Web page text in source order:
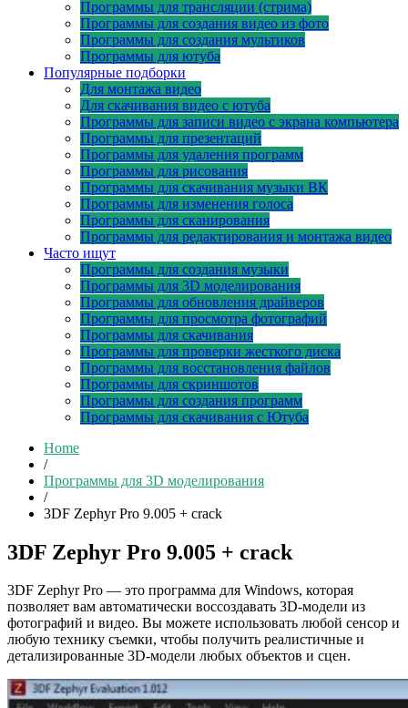
Программы для трансляции (стрима)
Программы для создания видео из фото
Программы для создания мультиков
Программы для ютуба
Популярные подборки
Для монтажа видео
Для скачивания видео с ютуба
Программы для записи видео с экрана компьютера
Программы для презентаций
Программы для удаления программ
Программы для рисования
Программы для скачивания музыки ВК
Программы для изменения голоса
Программы для сканирования
Программы для редактирования и монтажа видео
Часто ищут
Программы для создания музыки
Программы для 3D моделирования
Программы для обновления драйверов
Программы для просмотра фотографий
Программы для скачивания
Программы для проверки жесткого диска
Программы для восстановления файлов
Программы для скриншотов
Программы для создания программ
Программы для скачивания с Ютуба
Home
/
Программы для 3D моделирования
/
3DF Zephyr Pro 9.005 + crack
3DF Zephyr Pro 9.005 + crack
3DF Zephyr Pro — это программа для Windows, которая
позволяет вам автоматически воссоздавать 3D-модели из
фотографий и видео. Вы можете использовать любой сенсор и
любую технику съемки, чтобы получить реалистичные и
детализированные 3D-модели любых объектов и сцен.